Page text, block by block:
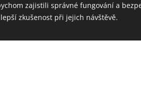
zajistili správné fungování a
zkušenost při jejich návštěvě.